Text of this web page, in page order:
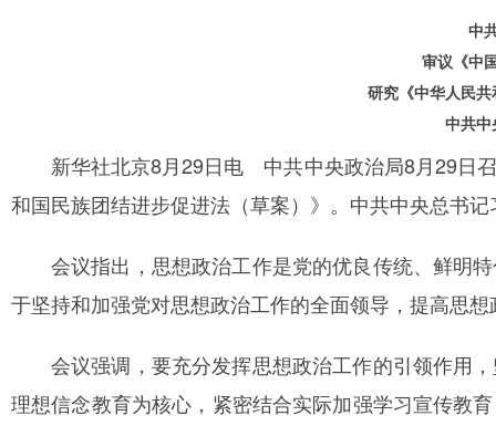
中
审议《中
研究《中华人民
中共中
新华社北京8月29日电 中共中央政治局8月29日
和国民族团结进步促进法（草案）》。中共中央总书
会议指出，思想政治工作是党的优良传统、鲜明
于坚持和加强党对思想政治工作的全面领导，提高思
会议强调，要充分发挥思想政治工作的引领作用
理想信念教育为核心，紧密结合实际加强学习宣传教